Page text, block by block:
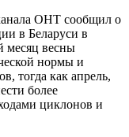
ОНТ сообщил о
в Беларуси в
месяц весны
нормы и
тогда как апрель,
более
циклонов и